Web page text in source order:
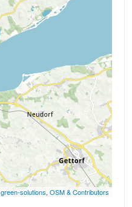
green-solutions, OSM & Contributors